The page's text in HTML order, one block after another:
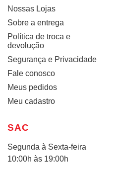
Nossas Lojas
Sobre a entrega
Política de troca e
devolução
Segurança e Privacidade
Fale conosco
Meus pedidos
Meu cadastro
SAC
Segunda à Sexta-feira
10:00h às 19:00h